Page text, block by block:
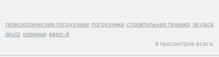
телескопические погрузчики погрузчики строительная техника skyjack
deutz новинки евро-4
9 просмотров всего.